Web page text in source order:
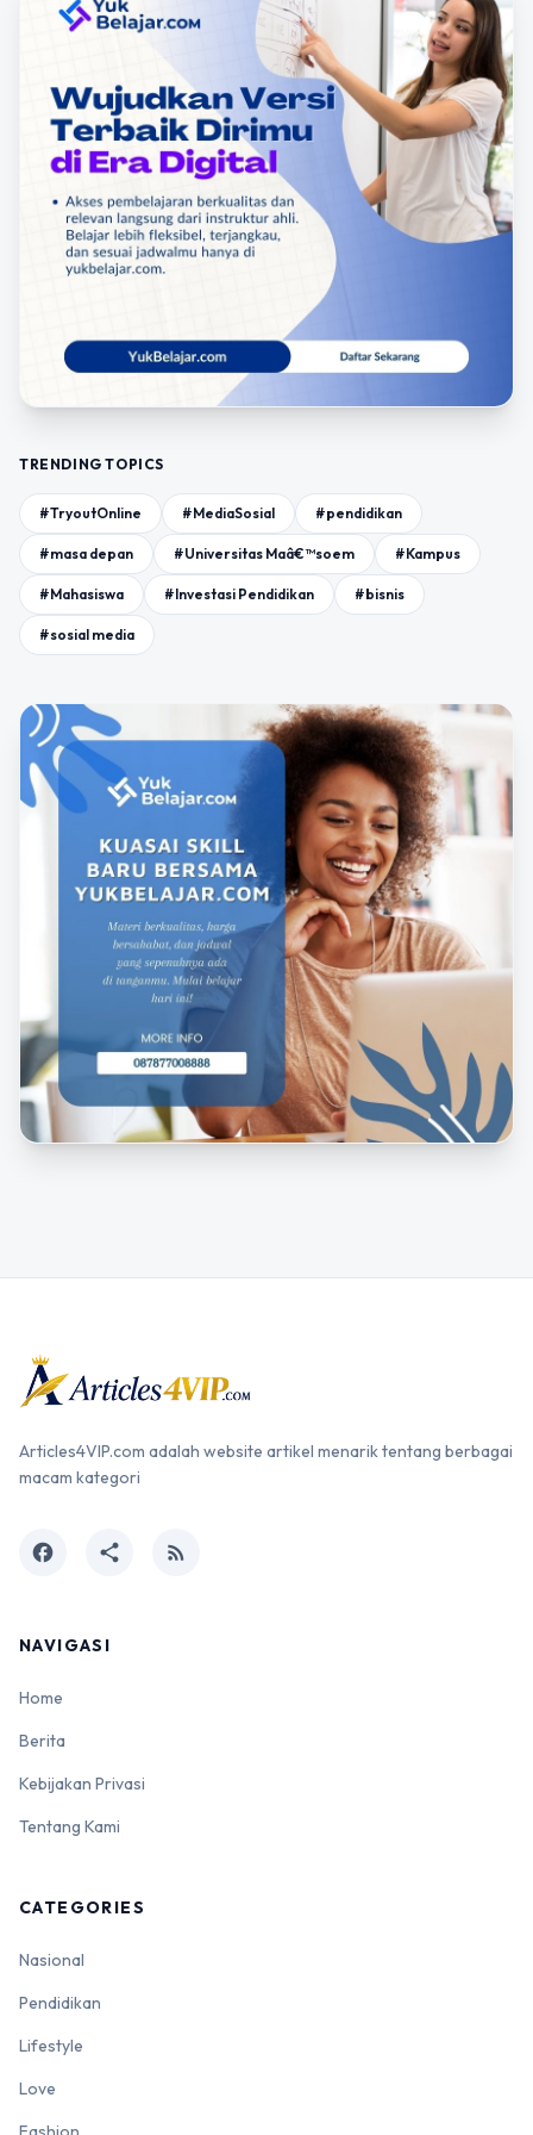
TRENDING TOPICS
#TryoutOnline #MediaSosial #pendidikan
#masa depan #Universitas Maâ€™soem #Kampus
#Mahasiswa #Investasi Pendidikan #bisnis
#sosial media
Articles4VIP.com adalah website artikel menarik tentang berbagai
macam kategori
facebook share rss_feed
NAVIGASI
Home
Berita
Kebijakan Privasi
Tentang Kami
CATEGORIES
Nasional
Pendidikan
Lifestyle
Love